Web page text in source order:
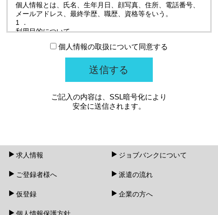
個人情報とは、氏名、生年月日、顔写真、住所、電話番号、
メールアドレス、最終学歴、職歴、資格等をいう。
利用目的について
き、以下の目的のみに使用します。
登録に関する手続きのため。
本人様へのお仕事を提供するための判断情報。
上記に関するお問い合わせ対応のため。
き、本人の同意なく求人企業様、又は、第三者に提供
致しません。
上記の利用目的を達成するため個人情報を外部委託す
る場合がありますが、その際には個人情報保護に必要
な契約等を締結し、業者の管理・監督を行います。
個人情報の取扱について同意する
ご記入の内容は、SSL暗号化により
安全に送信されます。
求人情報 ジョブバンクについて
ご登録者様へ 派遣の流れ
仮登録 企業の方へ
個人情報保護方針